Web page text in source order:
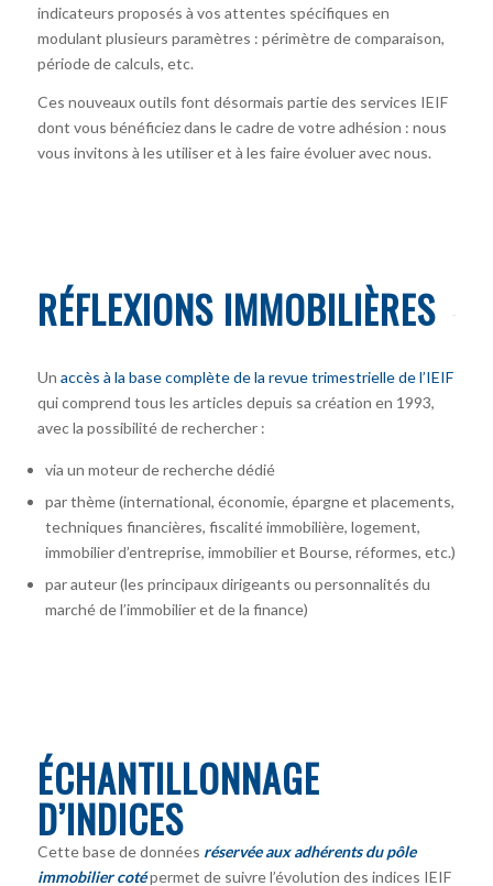
indicateurs proposés à vos attentes spécifiques en
modulant plusieurs paramètres : périmètre de comparaison,
période de calculs, etc.
Ces nouveaux outils font désormais partie des services IEIF
dont vous bénéficiez dans le cadre de votre adhésion : nous
vous invitons à les utiliser et à les faire évoluer avec nous.
RÉFLEXIONS IMMOBILIÈRES
Un accès à la base complète de la revue trimestrielle de l’IEIF
qui comprend tous les articles depuis sa création en 1993,
avec la possibilité de rechercher :
via un moteur de recherche dédié
par thème (international, économie, épargne et placements,
techniques financières, fiscalité immobilière, logement,
immobilier d’entreprise, immobilier et Bourse, réformes, etc.)
par auteur (les principaux dirigeants ou personnalités du
marché de l’immobilier et de la finance)
ÉCHANTILLONNAGE
D’INDICES
Cette base de données réservée aux adhérents du pôle
immobilier coté permet de suivre l’évolution des indices IEIF